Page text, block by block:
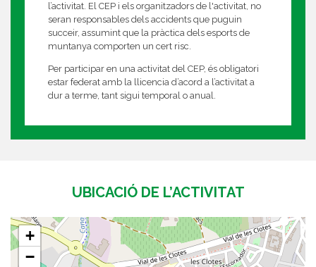
l’activitat. El CEP i els organitzadors de l'activitat, no
seran responsables dels accidents que puguin
succeir, assumint que la pràctica dels esports de
muntanya comporten un cert risc.
Per participar en una activitat del CEP, és obligatori
estar federat amb la llicencia d’acord a l’activitat a
dur a terme, tant sigui temporal o anual.
UBICACIÓ DE L’ACTIVITAT
+
−